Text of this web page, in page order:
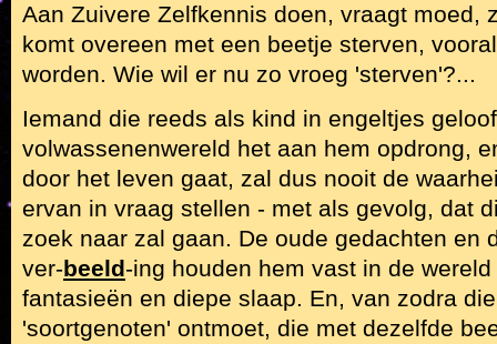
Aan Zuivere Zelfkennis doen, vraagt moed,
komt overeen met een beetje sterven,
worden. Wie wil er nu zo vroeg 'sterven'?...
Iemand die reeds als kind in engeltjes
volwassenenwereld het aan hem opdrong,
door het leven gaat, zal dus nooit de
ervan in vraag stellen - met als gevolg, dat
zoek naar zal gaan. De oude gedachten en
ver- beeld -ing houden hem vast in de
fantasieën en diepe slaap. En, van zodra
'soortgenoten' ontmoet, die met dezelfde